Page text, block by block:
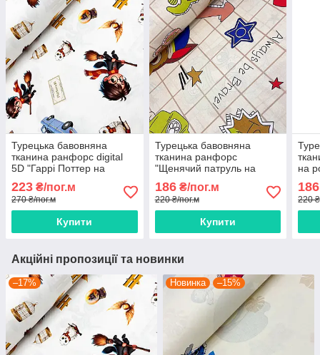
Турецька бавовняна
тканина ранфорс digital
5D "Гаррі Поттер на
білому" 240 см
223 ₴/пог.м
270 ₴/пог.м
Купити
Турецька бавовняна
тканина ранфорс
"Щенячий патруль на
бежевому (квадрат)" 240
см
186₴/пог.м
220 ₴/пог.м
Купити
на
см
186
220
Акційні пропозиції та новинки
–17% Новинка –15%